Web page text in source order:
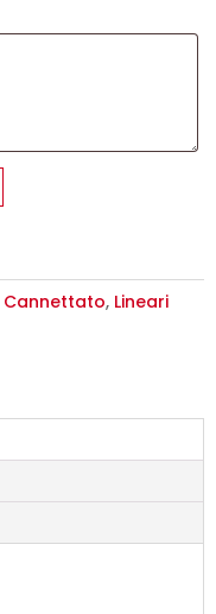
Cannettato, Lineari